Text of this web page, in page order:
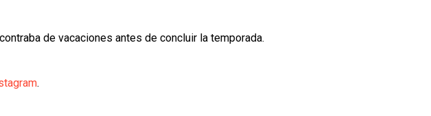
de vacaciones antes de concluir la temporada.
.